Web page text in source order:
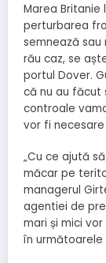
Marea
perturbarea
semnează sau
rău caz, se
portul Dover.
că nu au făcut
controale
vor fi necesare
„Cu ce ajută
măcar pe
managerul
agentiei de
mari și mici
în următoarele